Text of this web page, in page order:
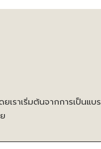
ยเราเริ่มต้นจากการเป็